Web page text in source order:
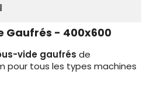
Gaufrés - 400x600
vide gaufrés de
pour tous les types machines